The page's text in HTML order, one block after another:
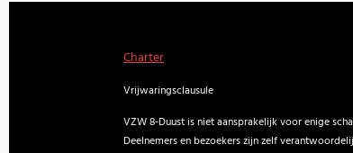
Charter
Vrijwaringsclausule
VZW 8-Duust is niet aansprakelijk voor enige
Deelnemers en bezoekers zijn zelf